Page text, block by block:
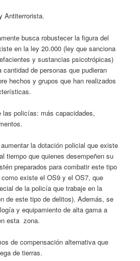
Antiterrorista.
busca robustecer la figura del
en la ley 20.000 (ley que sanciona
y sustancias psicotrópicas)
de personas que pudieran
hechos y grupos que han realizados
las policías: más capacidades,
la dotación policial que existe
tiempo que quienes desempeñen su
preparados para combatir este tipo
existe el OS9 y el OS7, que
de la policía que trabaje en la
de este tipo de delitos). Además, se
y equipamiento de alta gama a
esta zona.
de compensación alternativa que
de tierras.